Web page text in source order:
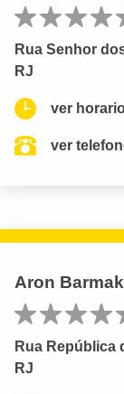
Rua Senhor
RJ
ver
ver
Aron Barmak
Rua República
RJ